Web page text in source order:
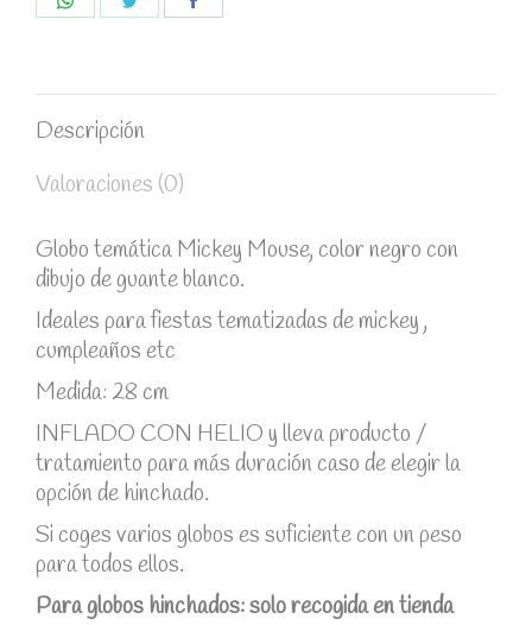
Descripción
Valoraciones (0)
Globo temática Mickey Mouse, color negro con
dibujo de guante blanco.
Ideales para fiestas tematizadas de mickey ,
cumpleaños etc
Medida: 28 cm
INFLADO CON HELIO y lleva producto /
tratamiento para más duración caso de elegir la
opción de hinchado.
Si coges varios globos es suficiente con un peso
para todos ellos.
Para globos hinchados: solo recogida en tienda